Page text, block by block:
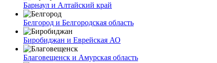
Барнаул и Алтайский край
Белгород и Белгородская область
Биробиджан и Еврейская АО
Благовещенск и Амурская область